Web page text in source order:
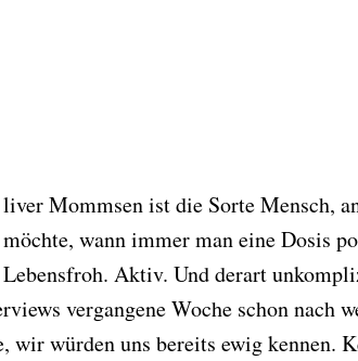
liver Mommsen ist die Sorte Mensch,
möchte, wann immer man eine Dosis
Lebensfroh. Aktiv. Und derart
vergangene Woche schon nach
wir würden uns bereits ewig kennen.